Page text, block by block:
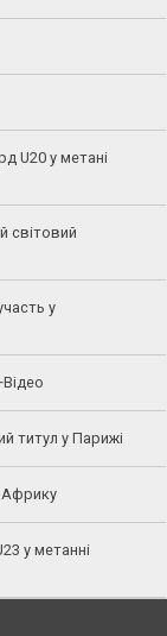
U20 у метані
світовий
у
титул у Парижі
Африку
у метанні